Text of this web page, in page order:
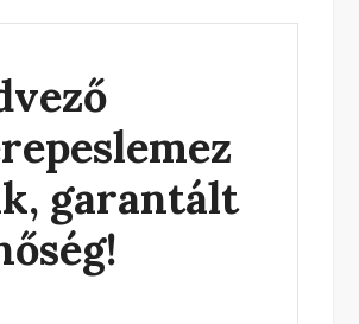
garantált